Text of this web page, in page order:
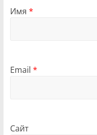
Имя *
Email *
Сайт